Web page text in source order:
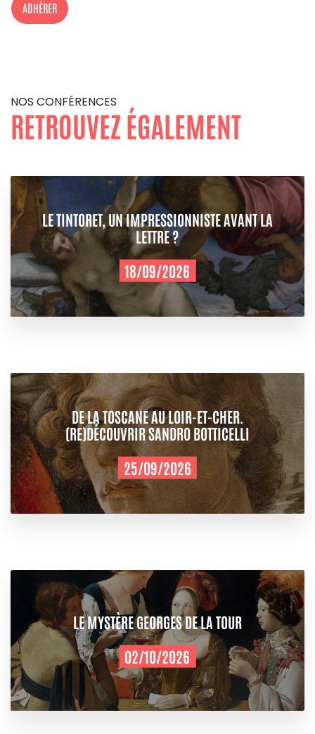
ADHÉRER
NOS CONFÉRENCES
RETROUVEZ ÉGALEMENT
LE TINTORET, UN IMPRESSIONNISTE AVANT LA
LETTRE ?
18/09/2026
DE LA TOSCANE AU LOIR-ET-CHER.
(RE)DÉCOUVRIR SANDRO BOTTICELLI
25/09/2026
LE MYSTÈRE GEORGES DE LA TOUR
02/10/2026